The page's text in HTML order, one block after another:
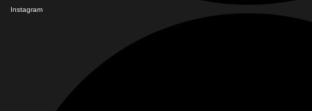
Instagram